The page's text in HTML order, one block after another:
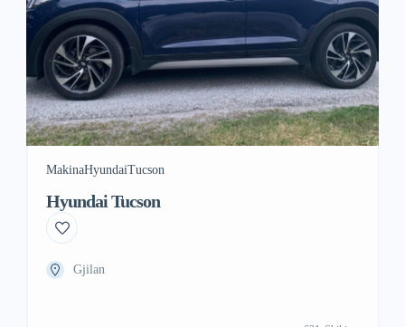
MakinaHyundaiTucson
Hyundai Tucson
Gjilan